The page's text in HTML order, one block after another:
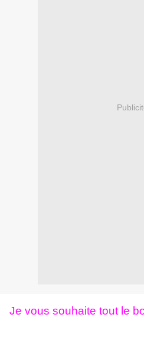
Je vous souhaite tout le